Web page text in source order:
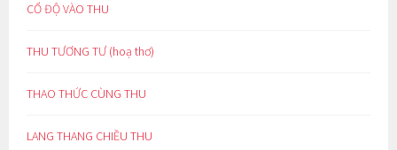
CỔ ĐỘ VÀO THU
THU TƯƠNG TƯ (hoạ thơ)
THAO THỨC CÙNG THU
LANG THANG CHIỀU THU